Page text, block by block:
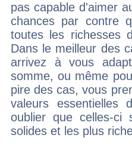
pas capable d'aimer
chances par contre
toutes les richesses
Dans le meilleur des
arrivez à vous
somme, ou même
pire des cas, vous
valeurs
oublier que celles-
solides et les plus